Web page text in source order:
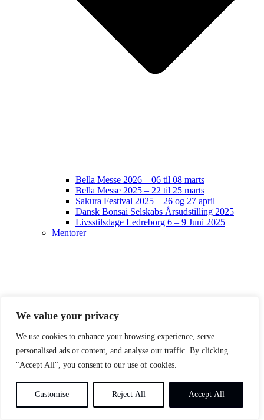
We value your privacy
We use cookies to enhance your browsing experience, serve
personalised ads or content, and analyse our traffic. By clicking
"Accept All", you consent to our use of cookies.
Customise Reject All Accept All
Bella Messe 2026 – 06 til 08 marts
Bella Messe 2025 – 22 til 25 marts
Sakura Festival 2025 – 26 og 27 april
Dansk Bonsai Selskabs Årsudstilling 2025
Livsstilsdage Ledreborg 6 – 9 Juni 2025
Mentorer